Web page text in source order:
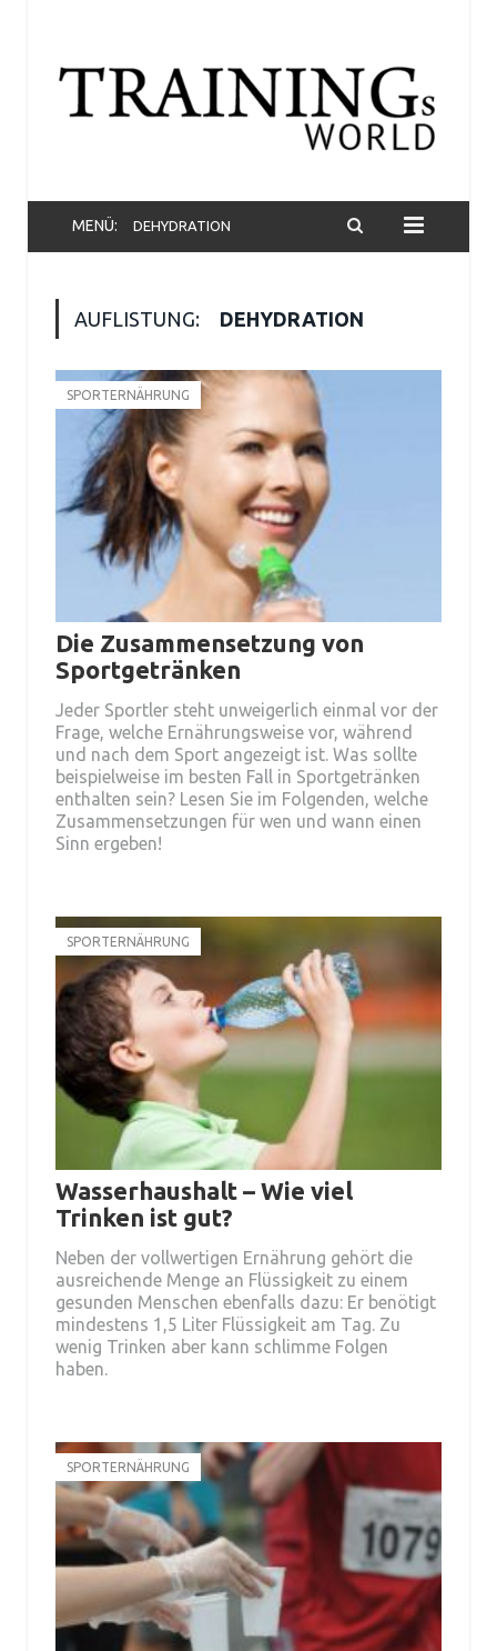
MENÜ: DEHYDRATION
AUFLISTUNG: DEHYDRATION
SPORTERNÄHRUNG
Die Zusammensetzung von
Sportgetränken
Jeder Sportler steht unweigerlich einmal vor der
Frage, welche Ernährungsweise vor, während
und nach dem Sport angezeigt ist. Was sollte
beispielweise im besten Fall in Sportgetränken
enthalten sein? Lesen Sie im Folgenden, welche
Zusammensetzungen für wen und wann einen
Sinn ergeben!
SPORTERNÄHRUNG
Wasserhaushalt – Wie viel
Trinken ist gut?
Neben der vollwertigen Ernährung gehört die
ausreichende Menge an Flüssigkeit zu einem
gesunden Menschen ebenfalls dazu: Er benötigt
mindestens 1,5 Liter Flüssigkeit am Tag. Zu
wenig Trinken aber kann schlimme Folgen
haben.
SPORTERNÄHRUNG